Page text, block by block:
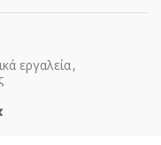
εργαλεία,